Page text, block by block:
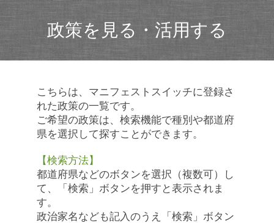
政策を見る・活用する
こちらは、マニフェストスイッチに登録さ
れた政策の一覧です。
ご希望の政策は、検索機能で種別や都道府
県を選択して探すことができます。
【検索方法】
都道府県などのボタンを選択（複数可）し
て、「検索」ボタンを押すと表示されま
す。
政治家名なども記入のうえ「検索」ボタン